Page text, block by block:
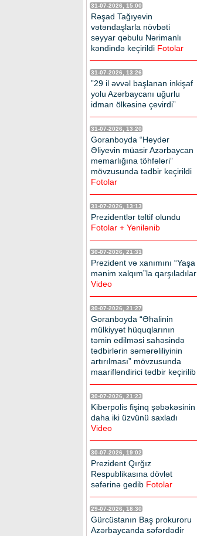
31-07-2026, 15:00
Rəşad Tağıyevin
vətəndaşlarla növbəti
səyyar qəbulu Nərimanlı
kəndində keçirildi Fotolar
31-07-2026, 13:26
”29 il əvvəl başlanan inkişaf
yolu Azərbaycanı uğurlu
idman ölkəsinə çevirdi”
31-07-2026, 13:20
Goranboyda “Heydər
Əliyevin müasir Azərbaycan
memarlığına töhfələri”
mövzusunda tədbir keçirildi
Fotolar
31-07-2026, 13:13
Prezidentlər təltif olundu
Fotolar + Yenilənib
30-07-2026, 21:31
Prezident və xanımını “Yaşa
mənim xalqım”la qarşıladılar
Video
30-07-2026, 21:27
Goranboyda “Əhalinin
mülkiyyət hüquqlarının
təmin edilməsi sahəsində
tədbirlərin səmərəliliyinin
artırılması” mövzusunda
maarifləndirici tədbir keçirilib
30-07-2026, 21:23
Kiberpolis fişinq şəbəkəsinin
daha iki üzvünü saxladı
Video
30-07-2026, 19:02
Prezident Qırğız
Respublikasına dövlət
səfərinə gedib Fotolar
29-07-2026, 18:30
Gürcüstanın Baş prokuroru
Azərbaycanda səfərdədir